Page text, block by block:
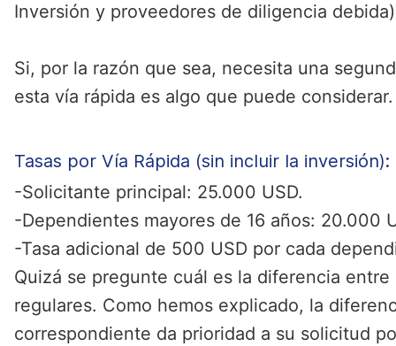
Inversión y proveedores de diligencia
Si, por la razón que sea, necesita una
esta vía rápida es algo que puede considerar.
Tasas por Vía Rápida (sin incluir la inversión):
-Solicitante principal: 25.000 USD.
-Dependientes mayores de 16 años: 20.000
-Tasa adicional de 500 USD por cada
Quizá se pregunte cuál es la diferencia
regulares. Como hemos explicado, la
correspondiente da prioridad a su solicitud